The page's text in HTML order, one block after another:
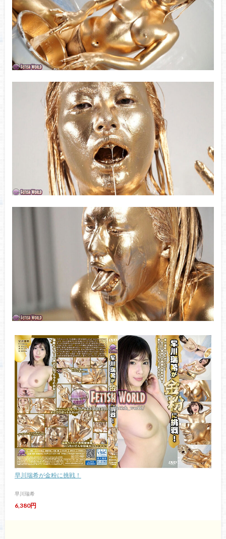
早川瑞希が金粉に挑戦！
早川瑞希
6,380円